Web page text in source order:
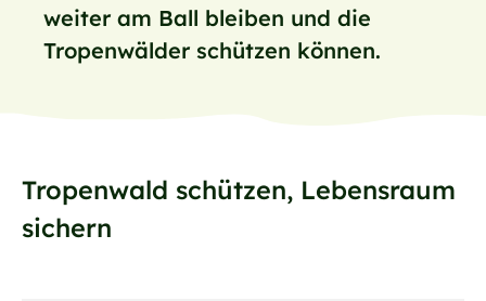
weiter am Ball bleiben und die
Tropenwälder schützen können.
Tropenwald schützen, Lebensraum
sichern